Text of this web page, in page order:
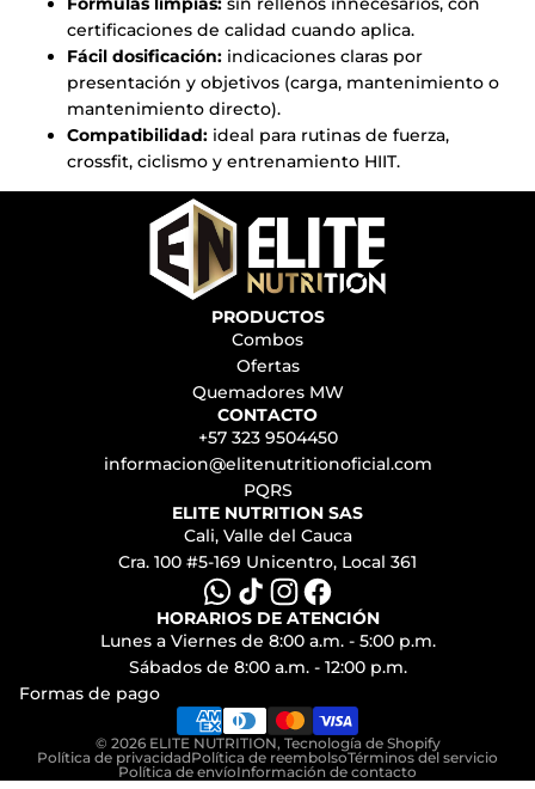
certificaciones de calidad cuando aplica.
Fácil dosificación: indicaciones claras por
presentación y objetivos (carga, mantenimiento o
mantenimiento directo).
Compatibilidad: ideal para rutinas de fuerza,
crossfit, ciclismo y entrenamiento HIIT.
PRODUCTOS
Combos
Ofertas
Quemadores MW
CONTACTO
+57 323 9504450
informacion@elitenutritionoficial.com
PQRS
ELITE NUTRITION SAS
Cali, Valle del Cauca
Cra. 100 #5-169 Unicentro, Local 361
HORARIOS DE ATENCIÓN
Lunes a Viernes de 8:00 a.m. - 5:00 p.m.
Sábados de 8:00 a.m. - 12:00 p.m.
Formas de pago
© 2026 ELITE NUTRITION, Tecnología de Shopify
Política de privacidadPolítica de reembolsoTérminos del servicio
Política de envíoInformación de contacto